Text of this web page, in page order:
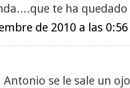
te ha
de 2010 a las 0:56
Antonio se le sale un